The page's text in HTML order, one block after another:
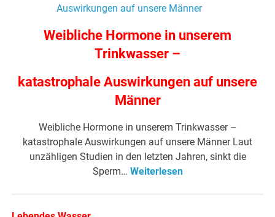
Weibliche Hormone in unserem
Trinkwasser –
katastrophale Auswirkungen auf unsere
Männer
Weibliche Hormone in unserem Trinkwasser –
katastrophale Auswirkungen auf unsere Männer Laut
unzähligen Studien in den letzten Jahren, sinkt die
Sperm… Weiterlesen